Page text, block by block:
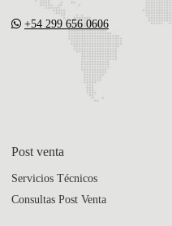
+54 299 656 0606
Post venta
Servicios Técnicos
Consultas Post Venta